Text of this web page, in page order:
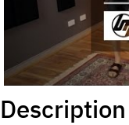
Description